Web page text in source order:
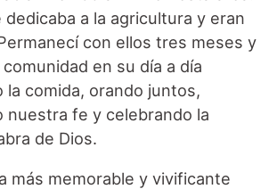
dedicaba a la agricultura y eran
con ellos tres meses y
en su día a día
la comida, orando juntos,
nuestra fe y celebrando la
de Dios.
más memorable y vivificante